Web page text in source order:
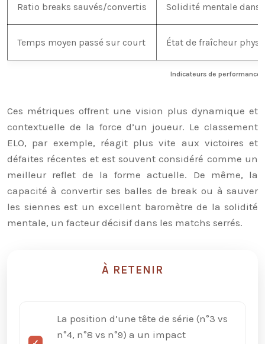
Indicateurs de performance
Ratio breaks sauvés/convertis Solidité mentale dans
Temps moyen passé sur court État de fraîcheur
Ces métriques offrent une vision plus dynamique et
contextuelle de la force d’un joueur. Le classement
ELO, par exemple, réagit plus vite aux victoires et
défaites récentes et est souvent considéré comme un
meilleur reflet de la forme actuelle. De même, la
capacité à convertir ses balles de break ou à sauver
les siennes est un excellent baromètre de la solidité
mentale, un facteur décisif dans les matchs serrés.
À RETENIR
La position d’une tête de série (n°3 vs
n°4, n°8 vs n°9) a un impact